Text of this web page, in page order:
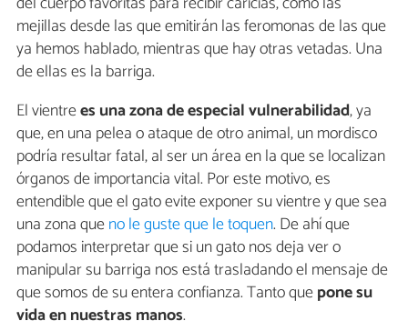
mejillas desde las que emitirán las feromonas de las que
ya hemos hablado, mientras que hay otras vetadas. Una
de ellas es la barriga.
El vientrees una zona de especial vulnerabilidad, ya
que, en una pelea o ataque de otro animal, un mordisco
podría resultar fatal, al ser un área en la que se localizan
órganos de importancia vital. Por este motivo, es
entendible que el gato evite exponer su vientre y que sea
una zona queno le guste que le toquen. De ahí que
podamos interpretar que si un gato nos deja ver o
manipular su barriga nos está trasladando el mensaje de
que somos de su entera confianza. Tanto quepone su
vida en nuestras manos.